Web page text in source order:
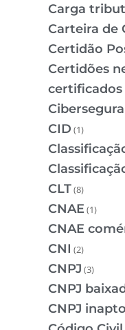
Carga
Carteira de
Certidão
Certidões
CID (1)
CLT(8)
CNAE(1)
CNAE
CNI (2)
CNPJ (3)
CNPJ
CNPJ inapto